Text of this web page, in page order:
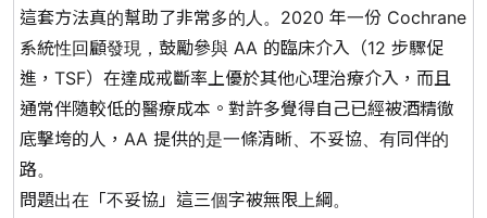
這套方法真的幫助了非常多的人。2020 年一份 Cochrane
系統性回顧發現，鼓勵參與 AA 的臨床介入（12 步驟促
進，TSF）在達成戒斷率上優於其他心理治療介入，而且
通常伴隨較低的醫療成本。對許多覺得自己已經被酒精徹
底擊垮的人，AA 提供的是一條清晰、不妥協、有同伴的
路。
問題出在「不妥協」這三個字被無限上綱。